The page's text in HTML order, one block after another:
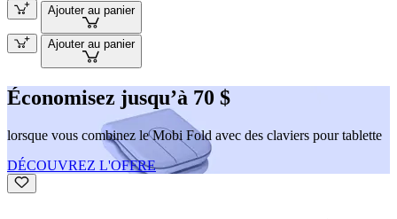
Ajouter au panier
Ajouter au panier
Économisez jusqu’à 70 $
lorsque vous combinez le Mobi Fold avec des claviers pour tablette
DÉCOUVREZ L'OFFRE